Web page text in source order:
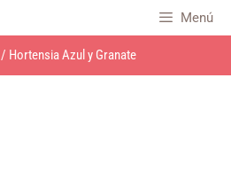
Menú
/ Hortensia Azul y Granate